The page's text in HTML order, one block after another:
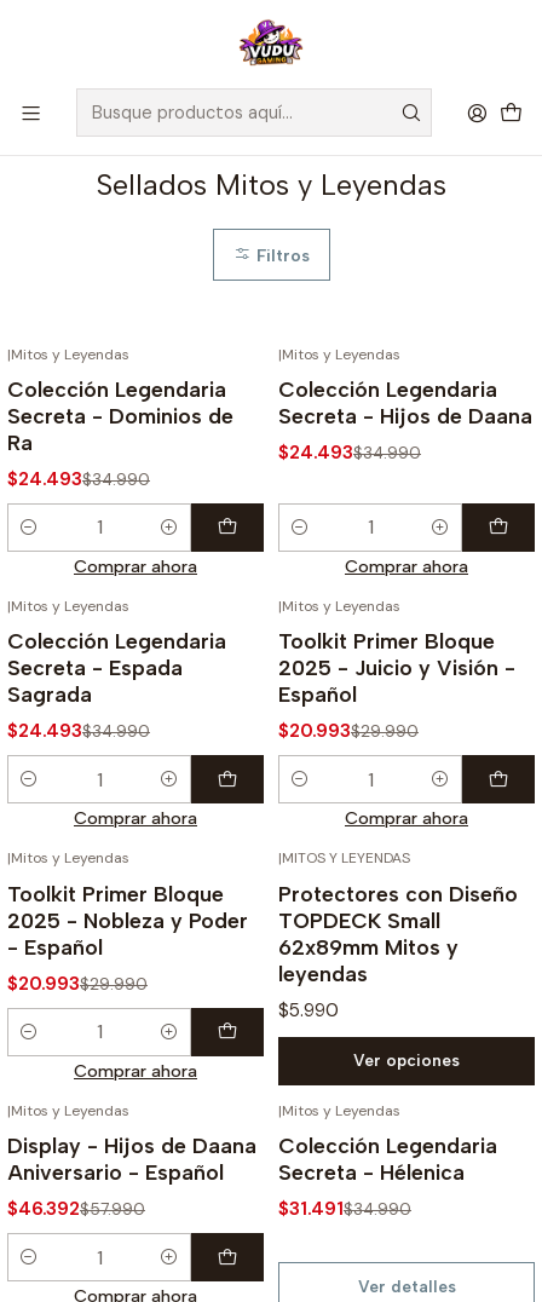
🚀 ¡Despachamos a todo Chile! Envío GRATIS a Regiones sobre
$100.000 y a RM sobre $35.000
Inicio Juegos de Cartas TCG Mitos y Leyendas
Sellados Mitos y Leyendas
Sellados Mitos y Leyendas
Filtros
-30%
|Mitos y Leyendas
Colección Legendaria
Secreta - Dominios de
Ra
$24.493$34.990
Cantidad
Comprar ahora
-30%
|Mitos y Leyendas
Colección Legendaria
Secreta - Hijos de Daana
$24.493$34.990
Cantidad
Comprar ahora
-30%
|Mitos y Leyendas
Colección Legendaria
Secreta - Espada
Sagrada
$24.493$34.990
Cantidad
Comprar ahora
-30%
|Mitos y Leyendas
Toolkit Primer Bloque
2025 - Juicio y Visión -
Español
$20.993$29.990
Cantidad
Comprar ahora
-30%
|Mitos y Leyendas
Toolkit Primer Bloque
2025 - Nobleza y Poder
- Español
$20.993$29.990
Cantidad
Comprar ahora
|MITOS Y LEYENDAS
Protectores con Diseño
TOPDECK Small
62x89mm Mitos y
leyendas
$5.990
Ver opciones
-20%
|Mitos y Leyendas
Display - Hijos de Daana
Aniversario - Español
$46.392$57.990
Cantidad
Comprar ahora
-10%
|Mitos y Leyendas
Colección Legendaria
Secreta - Hélenica
$31.491$34.990
Ver detalles